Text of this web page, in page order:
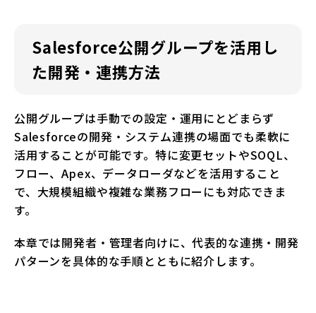
Salesforce公開グループを活用し
た開発・連携方法
公開グループは手動での設定・運用にとどまらず
Salesforceの開発・システム連携の場面でも柔軟に
活用することが可能です。特に変更セットやSOQL、
フロー、Apex、データローダなどを活用すること
で、大規模組織や複雑な業務フローにも対応できま
す。
本章では開発者・管理者向けに、代表的な連携・開発
パターンを具体的な手順とともに紹介します。